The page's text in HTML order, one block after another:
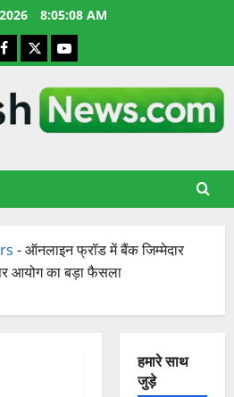
8:05:09 AM
Facebook
X YouTube
-ऑनलाइन फ्रॉड में बैंक जिम्मेदार
आयोग का बड़ा फैसला
हमारे साथ
जुड़े